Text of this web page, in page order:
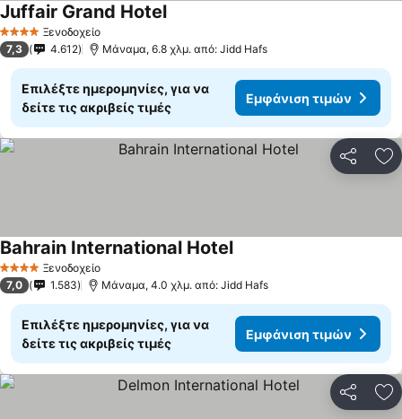
4 ΑστέριαΞενοδοχείο
Juffair Grand HotelΕμφάνιση τιμών
7,3 4.612 Μάναμα, 6.8 χλμ. από: Jidd Hafs
Επιλέξτε ημερομηνίες, για να
δείτε τις ακριβείς τιμές
Εμφάνιση τιμών
4 ΑστέριαΞενοδοχείο
Bahrain International HotelΕμφάνιση τιμών
7,0 1.583 Μάναμα, 4.0 χλμ. από: Jidd Hafs
Επιλέξτε ημερομηνίες, για να
δείτε τις ακριβείς τιμές
Εμφάνιση τιμών